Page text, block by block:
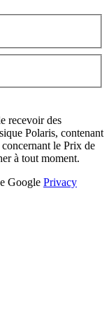
recevoir des
Polaris, contenant
le Prix de
à tout moment.
Google Privacy